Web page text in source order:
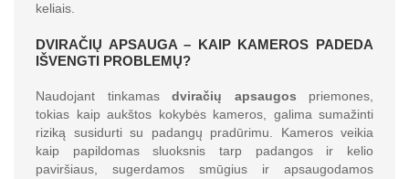
keliais.
DVIRAČIŲ APSAUGA – KAIP KAMEROS PADEDA
IŠVENGTI PROBLEMŲ?
Naudojant tinkamas dviračių apsaugos priemones,
tokias kaip aukštos kokybės kameros, galima sumažinti
riziką susidurti su padangų pradūrimu. Kameros veikia
kaip papildomas sluoksnis tarp padangos ir kelio
paviršiaus, sugerdamos smūgius ir apsaugodamos